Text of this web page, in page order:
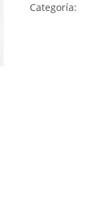
Categoría: